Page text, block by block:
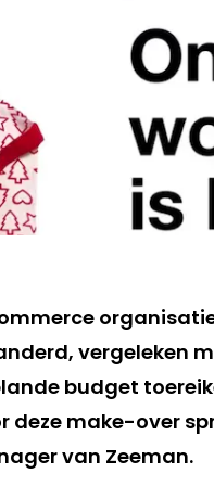
vergeleken
budget
deze make-over
van Zeeman.